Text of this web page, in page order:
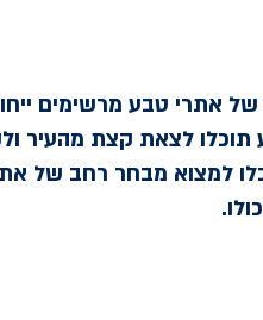
אתרי טבע מרשימים
לצאת קצת מהעיר
למצוא מבחר רחב של